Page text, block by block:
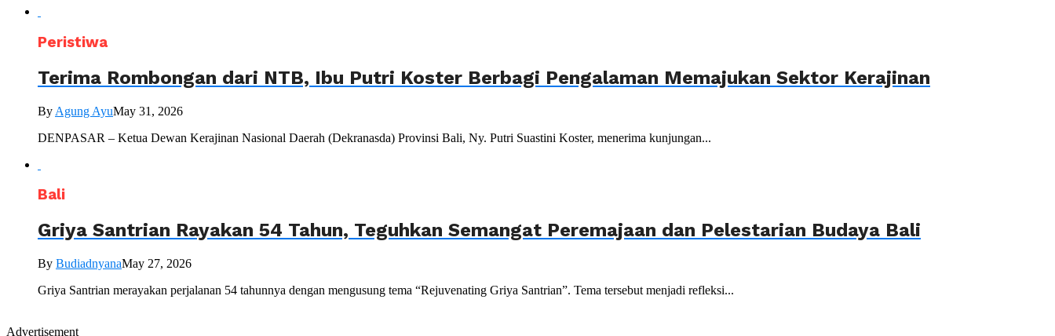
Peristiwa
Terima Rombongan dari NTB, Ibu Putri Koster Berbagi Pengalaman Memajukan Sektor Kerajinan
By Agung AyuMay 31, 2026
DENPASAR – Ketua Dewan Kerajinan Nasional Daerah (Dekranasda) Provinsi Bali, Ny. Putri Suastini Koster, menerima kunjungan...
Bali
Griya Santrian Rayakan 54 Tahun, Teguhkan Semangat Peremajaan dan Pelestarian Budaya Bali
By BudiadnyanaMay 27, 2026
Griya Santrian merayakan perjalanan 54 tahunnya dengan mengusung tema “Rejuvenating Griya Santrian”. Tema tersebut menjadi refleksi...
Advertisement